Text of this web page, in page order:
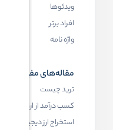
ویدئوها
افراد برتر
واژه نامه
مقاله‌های مفید
ترید چیست
کسب درآمد از ارز دیجیتال
استخراج ارز دیجیتال چیست